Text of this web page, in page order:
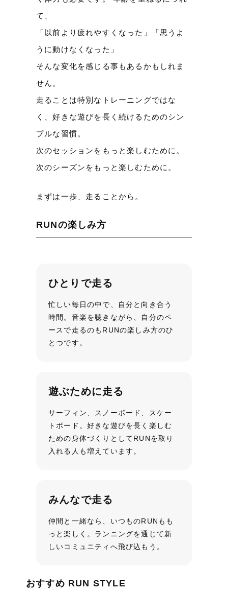
て、
「以前より疲れやすくなった」「思うよ
うに動けなくなった」
そんな変化を感じる事もあるかもしれま
せん。
走ることは特別なトレーニングではな
く、好きな遊びを長く続けるためのシン
プルな習慣。
次のセッションをもっと楽しむために。
次のシーズンをもっと楽しむために。
まずは一歩、走ることから。
ひとりで走る
忙しい毎日の中で、自分と向き合う
時間。音楽を聴きながら、自分のペ
ースで走るのもRUNの楽しみ方のひ
とつです。
遊ぶために走る
サーフィン、スノーボード、スケー
トボード。好きな遊びを長く楽しむ
ための身体づくりとしてRUNを取り
入れる人も増えています。
みんなで走る
仲間と一緒なら、いつものRUNもも
っと楽しく。ランニングを通じて新
しいコミュニティへ飛び込もう。